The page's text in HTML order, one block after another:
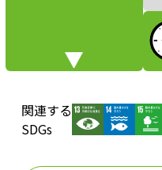
関連する
SDGs